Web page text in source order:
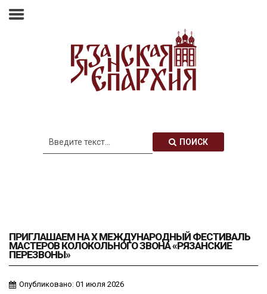
Митрополия ПОИСК
ПРИГЛАШАЕМ НА Х МЕЖДУНАРОДНЫЙ ФЕСТИВАЛЬ
МАСТЕРОВ КОЛОКОЛЬНОГО ЗВОНА «РЯЗАНСКИЕ
ПЕРЕЗВОНЫ»
Опубликовано: 01 июля 2026